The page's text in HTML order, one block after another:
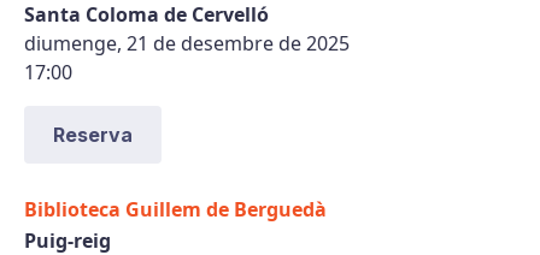
Santa Coloma de Cervelló
diumenge, 21 de desembre de 2025
17:00
Reserva
Biblioteca Guillem de Berguedà
Puig-reig